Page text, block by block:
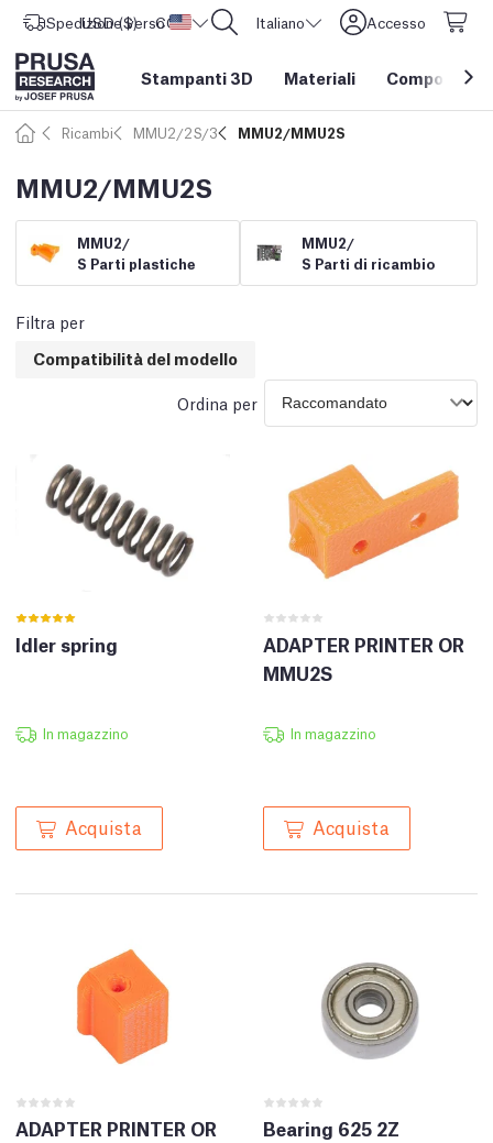
Spedizione verso Stati Uniti d'America
USD ($) CORE One L: Ora disponibile! Italiano Accesso
Stampanti 3D Materiali Componenti
Ricambi MMU2/2S/3 MMU2/MMU2S
MMU2/MMU2S
MMU2/
S Parti plastiche
MMU2/
S Parti di ricambio
Filtra per
Compatibilità del modello
Ordina per
Idler spring
In magazzino
Acquista
ADAPTER PRINTER OR
MMU2S
In magazzino
Acquista
ADAPTER PRINTER OR
Bearing 625 2Z